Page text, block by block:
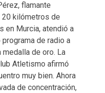
flamante
20 kilómetros de
en Murcia, atendió a
de radio a
de oro. La
Atletismo afirmó
muy bien. Ahora
de concentración,